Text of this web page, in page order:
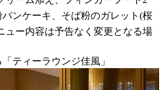
ンケーキ、そば粉のガレット(桜
ュー内容は予告なく変更となる場
ティーラウンジ佳風」